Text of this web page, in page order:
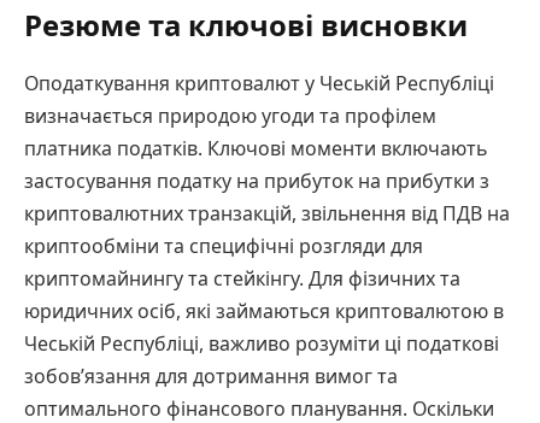
Резюме та ключові висновки
Оподаткування криптовалют у Чеській Республіці
визначається природою угоди та профілем
платника податків. Ключові моменти включають
застосування податку на прибуток на прибутки з
криптовалютних транзакцій, звільнення від ПДВ на
криптообміни та специфічні розгляди для
криптомайнингу та стейкінгу. Для фізичних та
юридичних осіб, які займаються криптовалютою в
Чеській Республіці, важливо розуміти ці податкові
зобов’язання для дотримання вимог та
оптимального фінансового планування. Оскільки